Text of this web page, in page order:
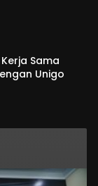
Sama
Unigo